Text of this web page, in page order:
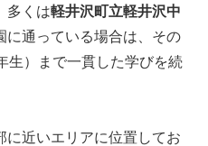
多くは軽井沢町立軽井沢中
に通っている場合は、その
生）まで一貫した学びを続
に近いエリアに位置してお